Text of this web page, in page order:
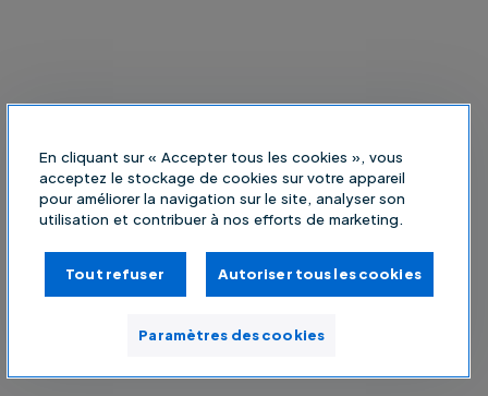
En cliquant sur « Accepter tous les cookies », vous
acceptez le stockage de cookies sur votre appareil
pour améliorer la navigation sur le site, analyser son
utilisation et contribuer à nos efforts de marketing.
Tout refuser Autoriser tous les cookies
Paramètres des cookies